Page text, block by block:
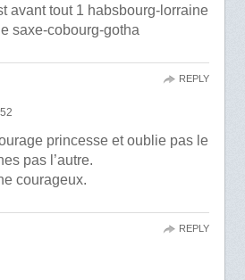
avant tout 1 habsbourg-lorraine
saxe-cobourg-gotha
princesse et oublie pas le
pas l’autre.
courageux.
REPLY
REPLY